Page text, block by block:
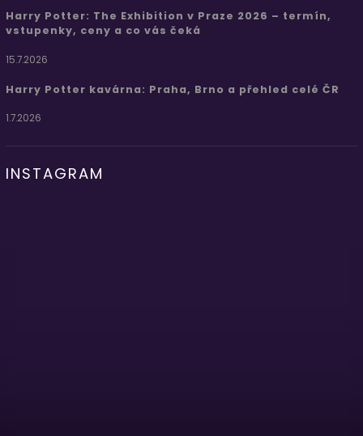
Harry Potter: The Exhibition v Praze 2026 – termín,
vstupenky, ceny a co vás čeká
15.7.2026
Harry Potter kavárna: Praha, Brno a přehled celé ČR
1.7.2026
INSTAGRAM